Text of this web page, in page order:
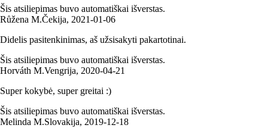
Šis atsiliepimas buvo automatiškai išverstas.
Růžena M.Čekija, 2021‑01‑06
Didelis pasitenkinimas, aš užsisakyti pakartotinai.
Šis atsiliepimas buvo automatiškai išverstas.
Horváth M.Vengrija, 2020‑04‑21
Super kokybė, super greitai :)
Šis atsiliepimas buvo automatiškai išverstas.
Melinda M.Slovakija, 2019‑12‑18